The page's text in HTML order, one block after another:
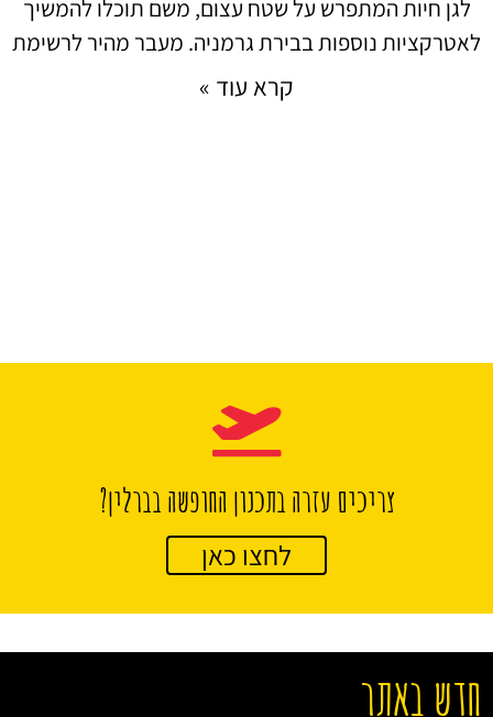
לגן חיות המתפרש על שטח עצום, משם תוכלו להמשיך
לאטרקציות נוספות בבירת גרמניה. מעבר מהיר לרשימת
קרא עוד »
צריכים עזרה בתכנון החופשה בברלין?
לחצו כאן
חדש באתר